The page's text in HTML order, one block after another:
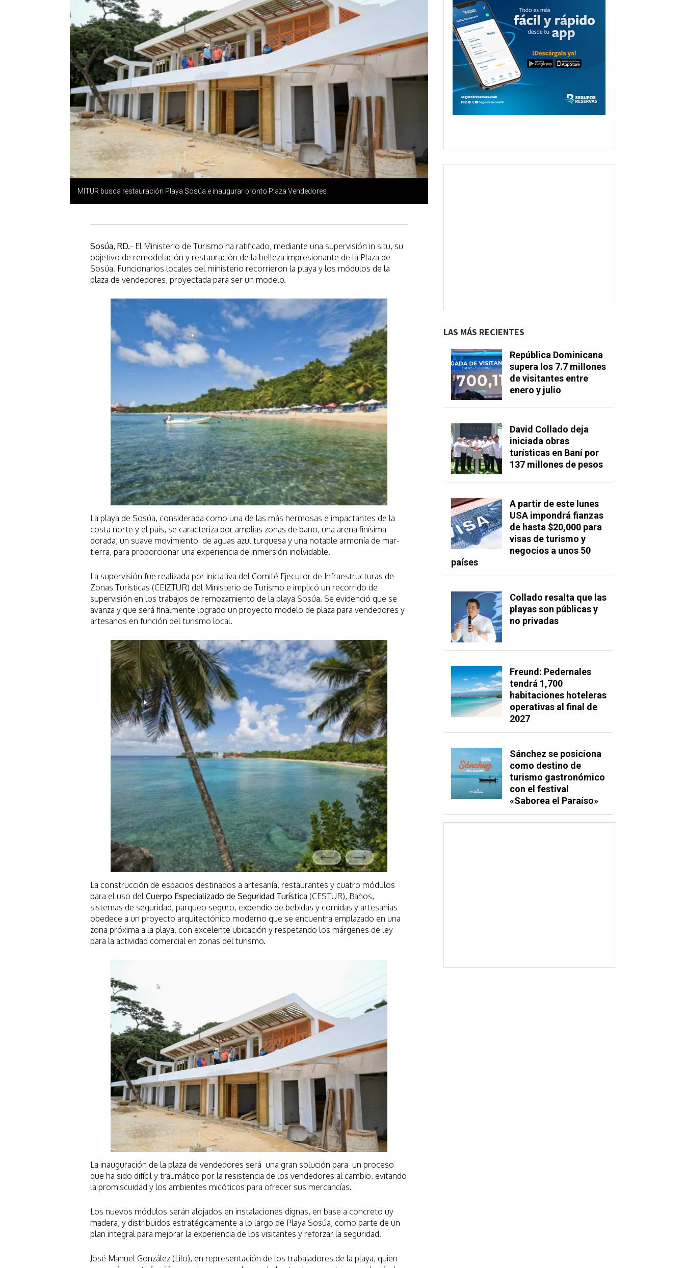
MITUR busca restauración Playa Sosúa e inaugurar pronto Plaza Vendedores
Sosúa, RD.- El Ministerio de Turismo ha ratificado, mediante una supervisión in situ, su
objetivo de remodelación y restauración de la belleza impresionante de la Plaza de
Sosúa. Funcionarios locales del ministerio recorrieron la playa y los módulos de la
plaza de vendedores, proyectada para ser un modelo.
La playa de Sosúa, considerada como una de las más hermosas e impactantes de la
costa norte y el país, se caracteriza por amplias zonas de baño, una arena finísima
dorada, un suave movimiento de aguas azul turquesa y una notable armonía de mar-
tierra, para proporcionar una experiencia de inmersión inolvidable.
La supervisión fue realizada por iniciativa del Comité Ejecutor de Infraestructuras de
Zonas Turísticas (CEIZTUR) del Ministerio de Turismo e implicó un recorrido de
supervisión en los trabajos de remozamiento de la playa Sosúa. Se evidenció que se
avanza y que será finalmente logrado un proyecto modelo de plaza para vendedores y
artesanos en función del turismo local.
La construcción de espacios destinados a artesanía, restaurantes y cuatro módulos
para el uso delCuerpo Especializado de Seguridad Turística (CESTUR), Baños,
sistemas de seguridad, parqueo seguro, expendio de bebidas y comidas y artesanias
obedece a un proyecto arquitectónico moderno que se encuentra emplazado en una
zona próxima a la playa, con excelente ubicación y respetando los márgenes de ley
para la actividad comercial en zonas del turismo.
La inauguración de la plaza de vendedores será una gran solución para un proceso
que ha sido difícil y traumático por la resistencia de los vendedores al cambio, evitando
la promiscuidad y los ambientes micóticos para ofrecer sus mercancías.
Los nuevos módulos serán alojados en instalaciones dignas, en base a concreto uy
madera, y distribuidos estratégicamente a lo largo de Playa Sosúa, como parte de un
plan integral para mejorar la experiencia de los visitantes y reforzar la seguridad.
José Manuel González (Lilo), en representación de los trabajadores de la playa, quien
LAS MÁS RECIENTES
República Dominicana
supera los 7.7 millones
de visitantes entre
enero y julio
David Collado deja
iniciada obras
turísticas en Baní por
137 millones de pesos
A partir de este lunes
USA impondrá fianzas
de hasta $20,000 para
visas de turismo y
negocios a unos 50
países
Collado resalta que las
playas son públicas y
no privadas
Freund: Pedernales
tendrá 1,700
habitaciones hoteleras
operativas al final de
2027
Sánchez se posiciona
como destino de
turismo gastronómico
con el festival
«Saborea el Paraíso»